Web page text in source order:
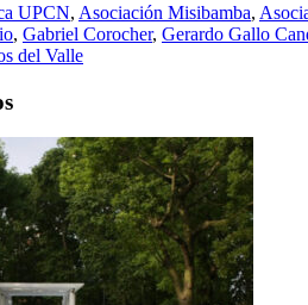
UPCN, Asociación Misibamba,
, Gabriel Corocher, Gerardo Gallo
del Valle